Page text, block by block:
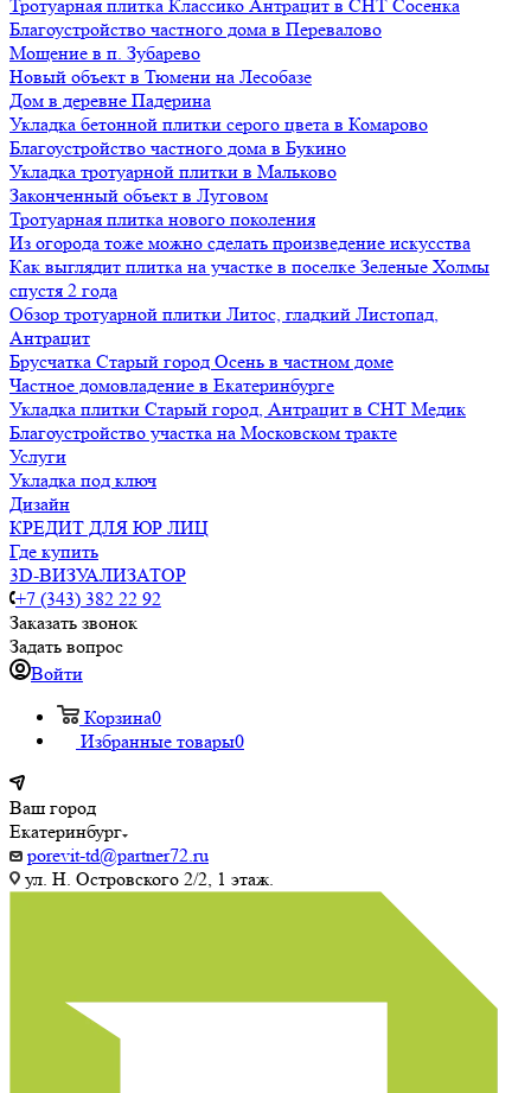
Тротуарная плитка Классико Антрацит в СНТ Сосенка
Благоустройство частного дома в Перевалово
Мощение в п. Зубарево
Новый объект в Тюмени на Лесобазе
Дом в деревне Падерина
Укладка бетонной плитки серого цвета в Комарово
Благоустройство частного дома в Букино
Укладка тротуарной плитки в Мальково
Законченный объект в Луговом
Тротуарная плитка нового поколения
Из огорода тоже можно сделать произведение искусства
Как выглядит плитка на участке в поселке Зеленые Холмы
спустя 2 года
Обзор тротуарной плитки Литос, гладкий Листопад,
Антрацит
Брусчатка Старый город Осень в частном доме
Частное домовладение в Екатеринбурге
Укладка плитки Старый город, Антрацит в СНТ Медик
Благоустройство участка на Московском тракте
Услуги
Укладка под ключ
Дизайн
КРЕДИТ ДЛЯ ЮР ЛИЦ
Где купить
3D-ВИЗУАЛИЗАТОР
+7 (343) 382 22 92
Заказать звонок
Задать вопрос
Войти
Корзина0
Избранные товары0
Ваш город
Екатеринбург
porevit-td@partner72.ru
ул. Н. Островского 2/2, 1 этаж.